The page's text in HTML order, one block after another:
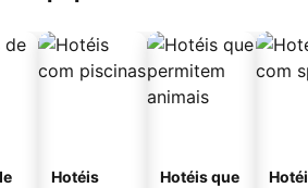
Hotéis
Hotéis que